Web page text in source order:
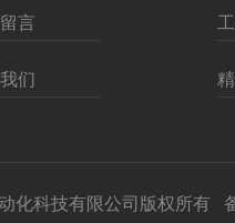
言
们
化科技有限公司版权所有